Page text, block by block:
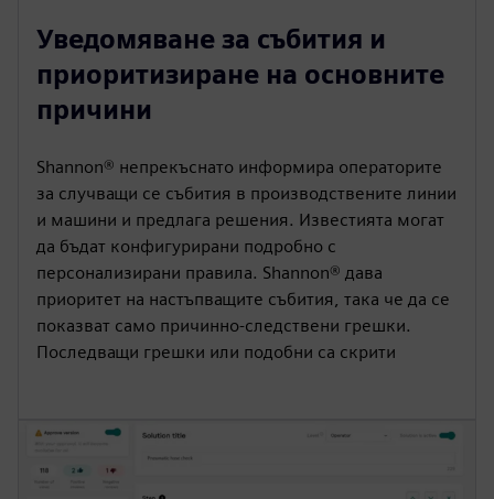
Уведомяване за събития и
приоритизиране на основните
причини
Shannon® непрекъснато информира операторите
за случващи се събития в производствените линии
и машини и предлага решения. Известията могат
да бъдат конфигурирани подробно с
персонализирани правила. Shannon® дава
приоритет на настъпващите събития, така че да се
показват само причинно-следствени грешки.
Последващи грешки или подобни са скрити